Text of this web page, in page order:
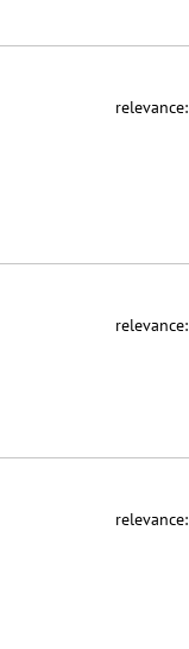
relevance:
relevance:
relevance: